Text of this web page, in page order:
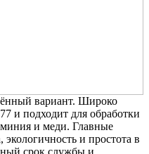
вариант. Широко
и подходит для обработки
и меди. Главные
и простота в